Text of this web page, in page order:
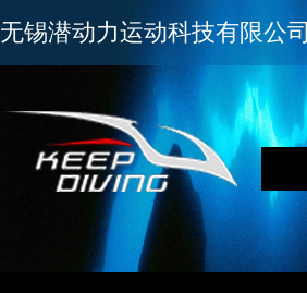
无锡潜动力运动科技有限公司